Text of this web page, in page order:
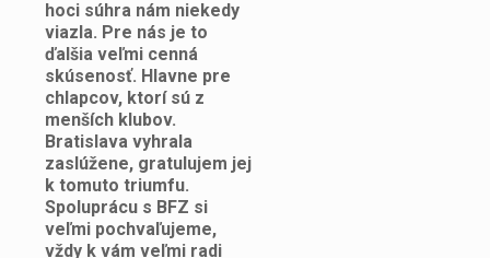
hoci súhra nám niekedy
viazla. Pre nás je to
ďalšia veľmi cenná
skúsenosť. Hlavne pre
chlapcov, ktorí sú z
menších klubov.
Bratislava vyhrala
zaslúžene, gratulujem jej
k tomuto triumfu.
Spoluprácu s BFZ si
veľmi pochvaľujeme,
vždy k vám veľmi radi